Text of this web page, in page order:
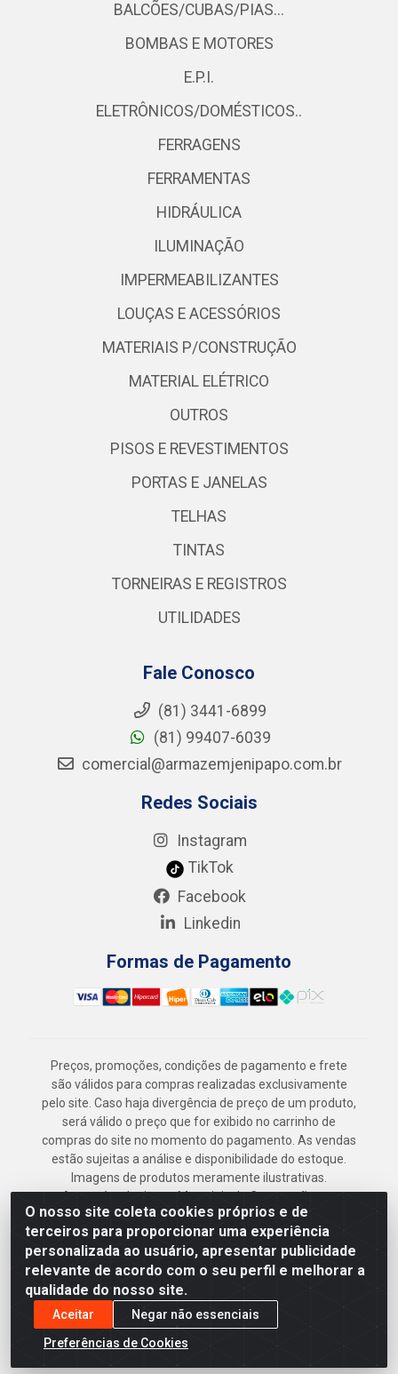
O nosso site coleta cookies próprios e de
terceiros para proporcionar uma experiência
personalizada ao usuário, apresentar publicidade
relevante de acordo com o seu perfil e melhorar a
qualidade do nosso site.
Aceitar
Negar não essenciais
Preferências de Cookies
BALCÕES/CUBAS/PIAS...
BOMBAS E MOTORES
E.P.I.
ELETRÔNICOS/DOMÉSTICOS..
FERRAGENS
FERRAMENTAS
HIDRÁULICA
ILUMINAÇÃO
IMPERMEABILIZANTES
LOUÇAS E ACESSÓRIOS
MATERIAIS P/CONSTRUÇÃO
MATERIAL ELÉTRICO
OUTROS
PISOS E REVESTIMENTOS
PORTAS E JANELAS
TELHAS
TINTAS
TORNEIRAS E REGISTROS
UTILIDADES
Fale Conosco
(81) 3441-6899
(81) 99407-6039
comercial@armazemjenipapo.com.br
Redes Sociais
Instagram
TikTok
Facebook
Linkedin
Formas de Pagamento
Preços, promoções, condições de pagamento e frete
são válidos para compras realizadas exclusivamente
pelo site. Caso haja divergência de preço de um produto,
será válido o preço que for exibido no carrinho de
compras do site no momento do pagamento. As vendas
estão sujeitas a análise e disponibilidade do estoque.
Imagens de produtos meramente ilustrativas.
Armazém Jenipapo Materiais de Construção em
Geral LTDA - Rua das Flores, 2691 - Guabiraba,
Recife/PE - CEP 52.291-630 - CNPJ
41.097.379/0001-